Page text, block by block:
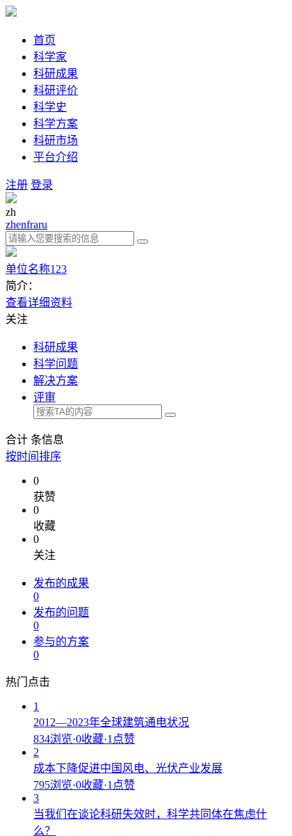
首页
科学家
科研成果
科研评价
科学史
科学方案
科研市场
平台介绍
注册 登录
zh
zhenfraru
单位名称123
简介：
查看详细资料
关注
科研成果
科学问题
解决方案
评审
合计 条信息
按时间排序
0
获赞
0
收藏
0
关注
发布的成果
0
发布的问题
0
参与的方案
0
热门点击
1
2012—2023年全球建筑通电状况
834浏览·0收藏·1点赞
2
成本下降促进中国风电、光伏产业发展
795浏览·0收藏·1点赞
3
当我们在谈论科研失效时，科学共同体在焦虑什
么？